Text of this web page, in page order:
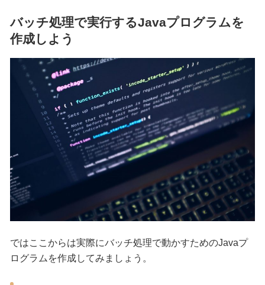
バッチ処理で実行するJavaプログラムを
作成しよう
ではここからは実際にバッチ処理で動かすためのJavaプ
ログラムを作成してみましょう。